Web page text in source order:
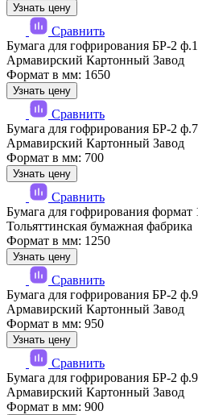
Узнать цену
Сравнить
Бумага для гофрирования БР-2
Армавирский Картонный Завод
Формат в мм: 1650
Узнать цену
Сравнить
Бумага для гофрирования БР-2
Армавирский Картонный Завод
Формат в мм: 700
Узнать цену
Сравнить
Бумага для гофрирования
Тольяттинская бумажная фабрика
Формат в мм: 1250
Узнать цену
Сравнить
Бумага для гофрирования БР-2
Армавирский Картонный Завод
Формат в мм: 950
Узнать цену
Сравнить
Бумага для гофрирования БР-2
Армавирский Картонный Завод
Формат в мм: 900